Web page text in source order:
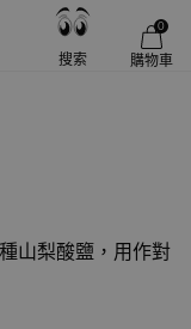
搜索
0
購物車
山梨酸鹽，用作對